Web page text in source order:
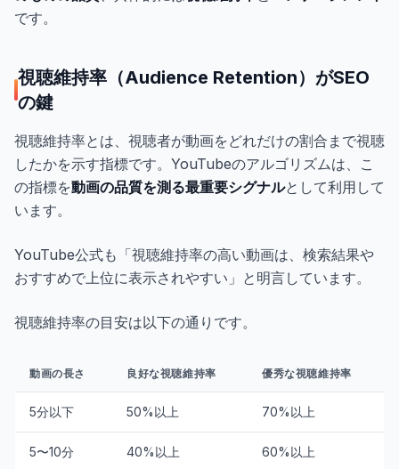
です。
視聴維持率（Audience Retention）がSEO
の鍵
視聴維持率とは、視聴者が動画をどれだけの割合まで視聴
したかを示す指標です。YouTubeのアルゴリズムは、こ
の指標を動画の品質を測る最重要シグナルとして利用して
います。
YouTube公式も「視聴維持率の高い動画は、検索結果や
おすすめで上位に表示されやすい」と明言しています。
視聴維持率の目安は以下の通りです。
動画の長さ 良好な視聴維持率 優秀な視聴維持率
5分以下 50%以上 70%以上
5〜10分 40%以上 60%以上